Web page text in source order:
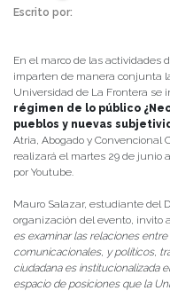
Escrito por:
En el marco de las actividades
imparten de manera conjunta
Universidad de La Frontera se
régimen de lo público
pueblos y nuevas
Atria, Abogado y Convencional
realizará el martes 29 de junio
por Youtube.
Mauro Salazar, estudiante del
organización del evento, invito
es examinar las relaciones
comunicacionales, y políticos,
ciudadana es institucionalizada
espacio de posiciones que la